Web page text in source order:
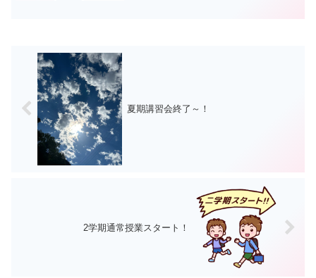
夏期講習会終了～！
2学期通常授業スタート！